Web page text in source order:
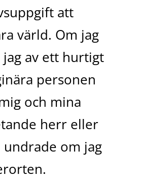
att
värld. Om jag
av ett hurtigt
personen
och mina
herr eller
om jag